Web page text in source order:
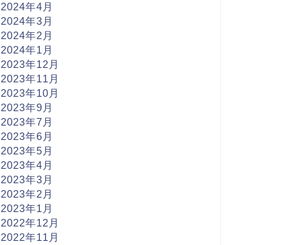
2024年4月
2024年3月
2024年2月
2024年1月
2023年12月
2023年11月
2023年10月
2023年9月
2023年7月
2023年6月
2023年5月
2023年4月
2023年3月
2023年2月
2023年1月
2022年12月
2022年11月